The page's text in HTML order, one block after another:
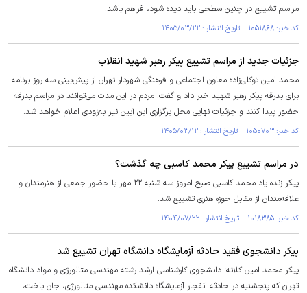
مراسم تشییع در چنین سطحی باید دیده شود، فراهم باشد.
کد خبر: ۱۰۵۱۸۶۸ تاریخ انتشار : ۱۴۰۵/۰۳/۲۲
جزئیات جدید از مراسم تشییع پیکر رهبر شهید انقلاب
محمد امین توکلی‌زاده معاون اجتماعی و فرهنگی شهردار تهران از پیش‌بینی سه روز برنامه
برای بدرقه پیکر رهبر شهید خبر داد و گفت: مردم در این مدت می‌توانند در مراسم بدرقه
حضور پیدا کنند و جزئیات نهایی محل برگزاری این آیین نیز به‌زودی اعلام خواهد شد.
کد خبر: ۱۰۵۰۷۰۳ تاریخ انتشار : ۱۴۰۵/۰۳/۱۲
در مراسم تشییع پیکر محمد کاسبی چه گذشت؟
پیکر زنده یاد محمد کاسبی صبح امروز سه شنبه ۲۲ مهر با حضور جمعی از هنرمندان و
علاقه‌مندان از مقابل حوزه هنری تشییع شد.
کد خبر: ۱۰۱۸۳۸۵ تاریخ انتشار : ۱۴۰۴/۰۷/۲۲
پیکر دانشجوی فقید حادثه آزمایشگاه دانشگاه تهران تشییع شد
پیکر محمد امین کلاته؛ دانشجوی کارشناسی ارشد رشته مهندسی متالورژی و مواد دانشگاه
تهران که پنجشنبه در حادثه انفجار آزمایشگاه دانشکده مهندسی متالورژی، جان باخت،